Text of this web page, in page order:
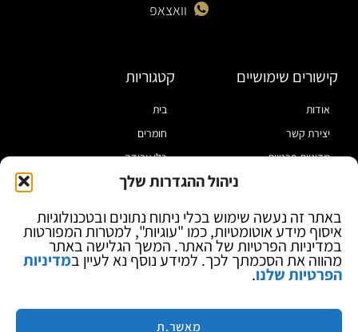
ניהול ההגדרות שלך
באתר זה נעשה שימוש בכלי ניתוח נתונים ובטכנולוגיות
איסוף מידע אוטומטיות, כמו "עוגיות", למטרות המפורטות
במדיניות הפרטיות של האתר. המשך הגלישה באתר
מהווה את הסכמתך לכך. למידע נוסף נא לעיין במדיניות
הפרטיות שלנו.
מאשר.ת
וואצאפ
קישורים שימושיים
אודות
יצירת קשר
מדיניות פרטיות
בלוג
קטגוריות
בית
חומרים
כלי עבודה
מוצרי הלחמה
ספקי כח ומודדים
ציוד אופטי להגדלה
מותגים